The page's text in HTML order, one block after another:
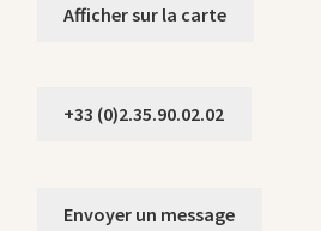
Afficher sur la carte
+33 (0)2.35.90.02.02
Envoyer un message